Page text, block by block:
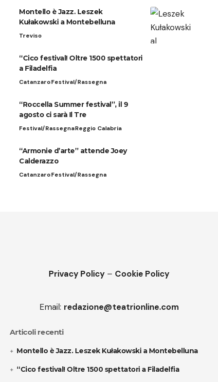
Montello è Jazz. Leszek
Kułakowski a Montebelluna
Treviso
“Cico festival! Oltre 1500 spettatori
a Filadelfia
CatanzaroFestival/Rassegna
“Roccella Summer festival”, il 9
agosto ci sarà Il Tre
Festival/RassegnaReggio Calabria
“Armonie d’arte” attende Joey
Calderazzo
CatanzaroFestival/Rassegna
Privacy Policy – Cookie Policy
Email: redazione@teatrionline.com
Articoli recenti
Montello è Jazz. Leszek Kułakowski a Montebelluna
“Cico festival! Oltre 1500 spettatori a Filadelfia